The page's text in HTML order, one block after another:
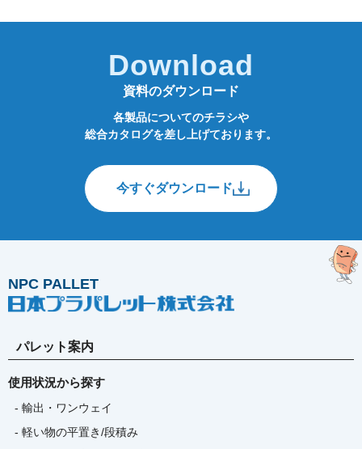
Download
資料のダウンロード
各製品についてのチラシや
総合カタログを差し上げております。
今すぐダウンロード
NPC PALLET
パレット案内
使用状況から探す
- 輸出・ワンウェイ
- 軽い物の平置き/段積み